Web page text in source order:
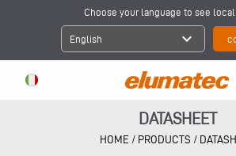
Choose your language to see
English expand_more
DATASHEET
HOME / PRODUCTS /